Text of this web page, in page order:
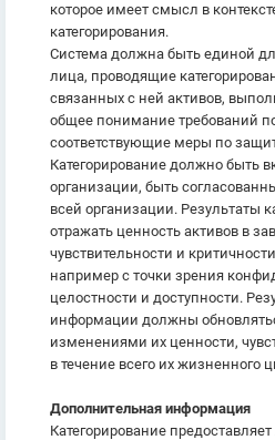
которое имеет смысл в
категорирования.
Система должна быть единой
лица, проводящие
связанных с ней активов,
общее понимание требований
соответствующие меры по
Категорирование должно быть
организации, быть
всей организации. Результаты
отражать ценность активов в
чувствительности и
например с точки зрения
целостности и доступности.
информации должны
изменениями их ценности,
в течение всего их жизненного
Дополнительная информация
Категорирование